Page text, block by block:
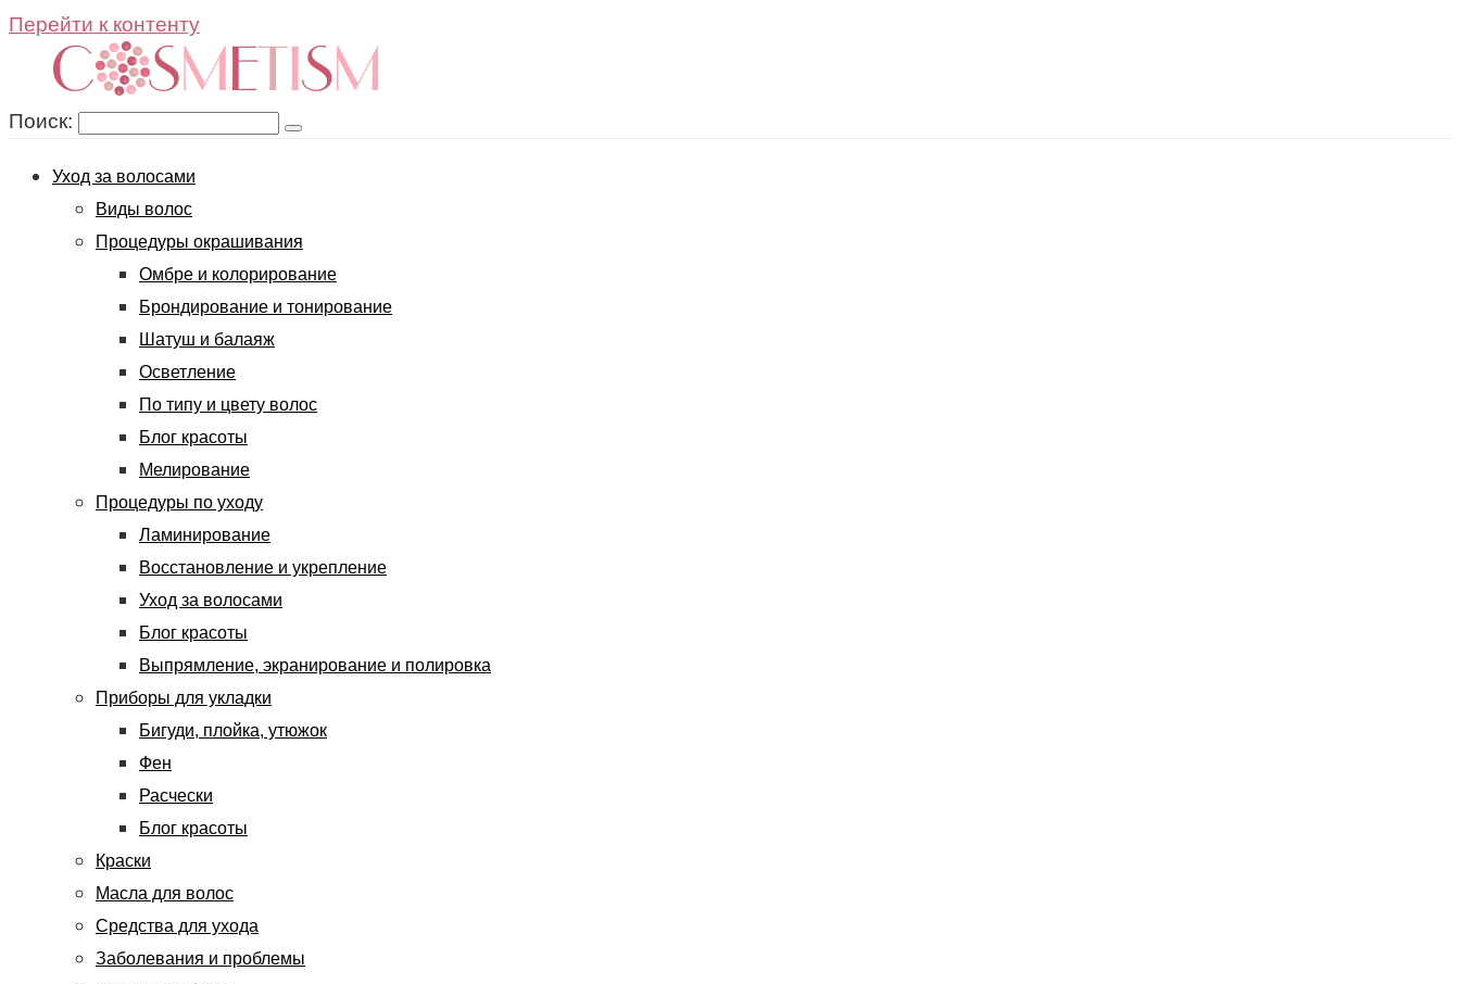
Перейти к контенту
Поиск:
Уход за волосами
Виды волос
Процедуры окрашивания
Омбре и колорирование
Брондирование и тонирование
Шатуш и балаяж
Осветление
По типу и цвету волос
Блог красоты
Мелирование
Процедуры по уходу
Ламинирование
Восстановление и укрепление
Уход за волосами
Блог красоты
Выпрямление, экранирование и полировка
Приборы для укладки
Бигуди, плойка, утюжок
Фен
Расчески
Блог красоты
Краски
Масла для волос
Средства для ухода
Заболевания и проблемы